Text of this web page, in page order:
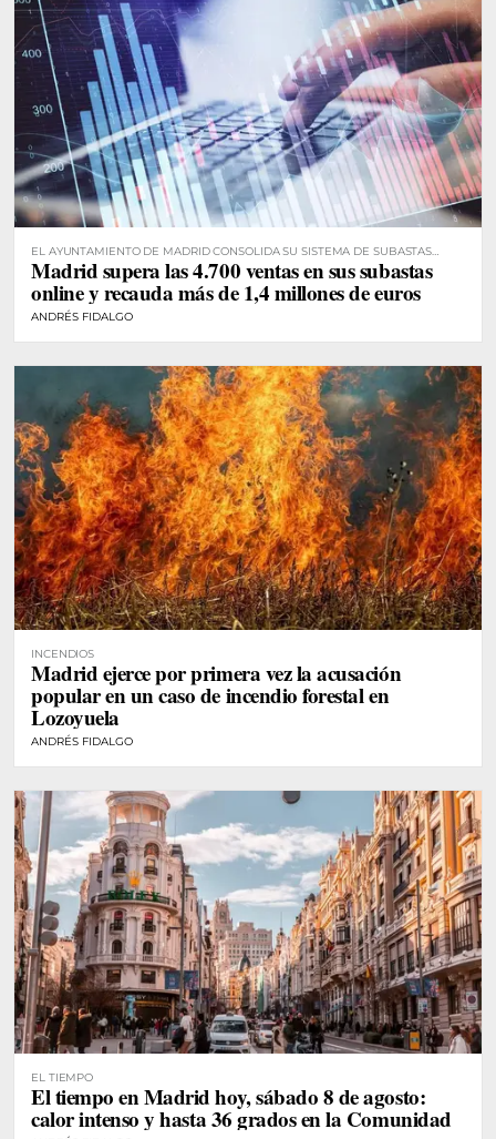
EL AYUNTAMIENTO DE MADRID CONSOLIDA SU SISTEMA DE SUBASTAS
DIGITALES
Madrid supera las 4.700 ventas en sus subastas
online y recauda más de 1,4 millones de euros
ANDRÉS FIDALGO
INCENDIOS
Madrid ejerce por primera vez la acusación
popular en un caso de incendio forestal en
Lozoyuela
ANDRÉS FIDALGO
EL TIEMPO
El tiempo en Madrid hoy, sábado 8 de agosto:
calor intenso y hasta 36 grados en la Comunidad